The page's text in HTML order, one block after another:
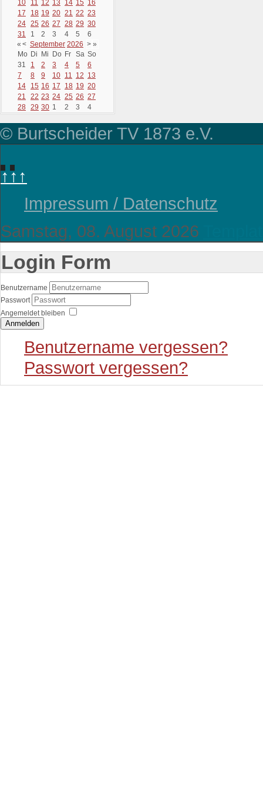
10 11 12 13 14 15 16
17
18 19 20 21 22 23
24 25 26 27 28 29 30
31
1 2 3 4 5
6
« < September 2026 > »
Mo Di Mi Do Fr Sa So
31
1 2 3 4 5
6
7
8 9 10 11 12 13
14
15 16 17 18 19 20
21
22 23 24 25 26 27
28 29 30 1 2 3 4
© Burtscheider TV 1873 e.V.
↑↑↑
Impressum / Datenschutz
Samstag, 08. August 2026
Login Form
Benutzername
Passwort
Angemeldet bleiben
Anmelden
Benutzername vergessen?
Passwort vergessen?